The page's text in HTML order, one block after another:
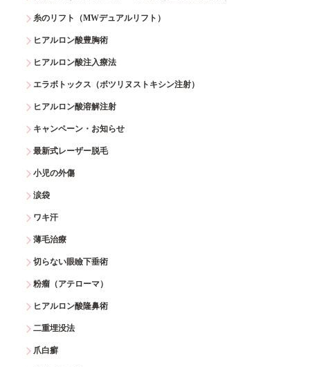
糸のリフト（MWデュアルリフト）
ヒアルロン酸豊胸術
ヒアルロン酸注入療法
エラボトックス（ボツリヌストキシン注射）
ヒアルロン酸溶解注射
キャンペーン・お知らせ
最新式レーザー脱毛
小児の外傷
涙袋
ワキ汗
薄毛治療
切らない眼瞼下垂術
粉瘤（アテローマ）
ヒアルロン酸隆鼻術
二重埋没法
爪白癬